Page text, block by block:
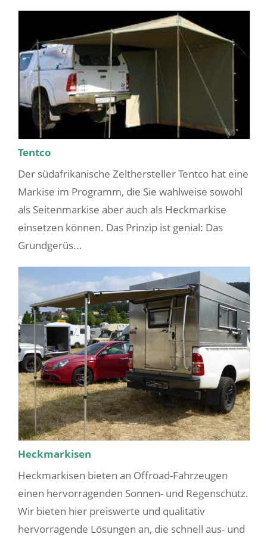
Tentco
Der südafrikanische Zelthersteller Tentco hat eine
Markise im Programm, die Sie wahlweise sowohl
als Seitenmarkise aber auch als Heckmarkise
einsetzen können. Das Prinzip ist genial: Das
Grundgerüs...
Heckmarkisen
Heckmarkisen bieten an Offroad-Fahrzeugen
einen hervorragenden Sonnen- und Regenschutz.
Wir bieten hier preiswerte und qualitativ
hervorragende Lösungen an, die schnell aus- und